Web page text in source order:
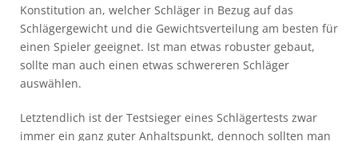
Konstitution an, welcher Schläger in Bezug auf das
Schlägergewicht und die Gewichtsverteilung am besten für
einen Spieler geeignet. Ist man etwas robuster gebaut,
sollte man auch einen etwas schwereren Schläger
auswählen.
Letztendlich ist der Testsieger eines Schlägertests zwar
immer ein ganz guter Anhaltspunkt, dennoch sollten man